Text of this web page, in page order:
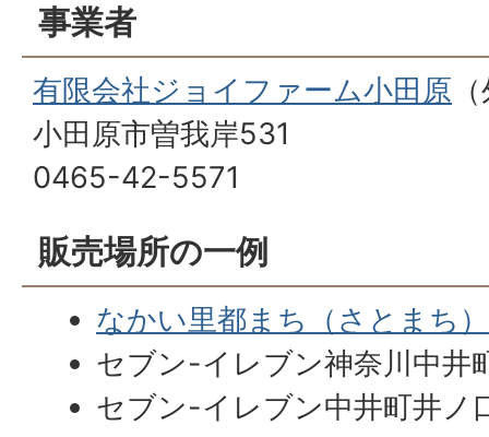
事業者
有限会社ジョイファーム小田原
小田原市曽我岸531
0465-42-5571
販売場所の一例
なかい里都まち（さとまち
セブン-イレブン神奈川中井
セブン-イレブン中井町井ノ